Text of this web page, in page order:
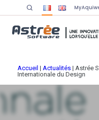
Accueil | Actualités| Astrée
Internationale du Design